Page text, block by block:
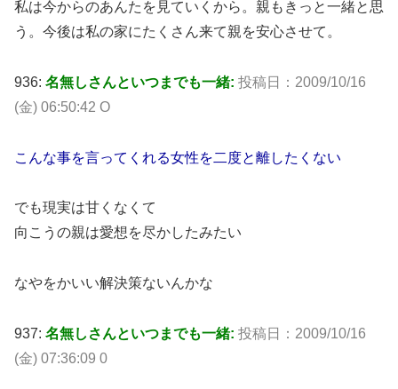
私は今からのあんたを見ていくから。親もきっと一緒と思
う。今後は私の家にたくさん来て親を安心させて。
936: 名無しさんといつまでも一緒: 投稿日：2009/10/16
(金) 06:50:42 O
こんな事を言ってくれる女性を二度と離したくない
でも現実は甘くなくて
向こうの親は愛想を尽かしたみたい
なやをかいい解決策ないんかな
937: 名無しさんといつまでも一緒: 投稿日：2009/10/16
(金) 07:36:09 0